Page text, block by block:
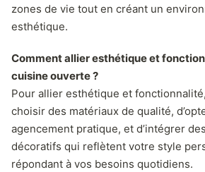
zones de vie tout en créant un
esthétique.
Comment allier esthétique et
cuisine ouverte ?
Pour allier esthétique et
choisir des matériaux de qualité,
agencement pratique, et d’intégrer
décoratifs qui reflètent votre style
répondant à vos besoins quotidiens.